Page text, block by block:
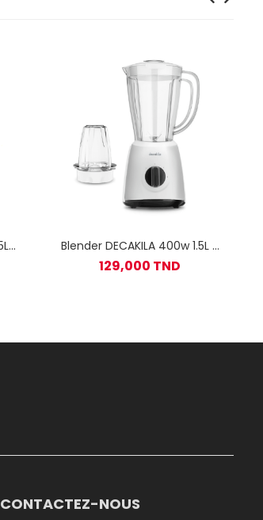
Blender DECAKILA 400w 1.5L -
129,000 TND
CONTACTEZ-NOUS